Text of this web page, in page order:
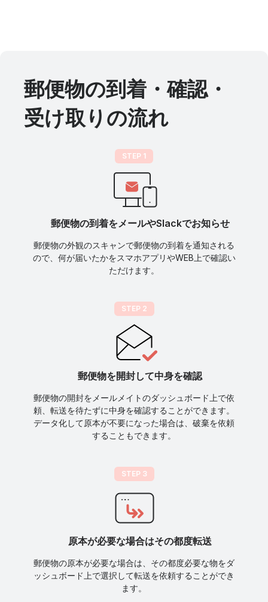
郵便物の到着・確認・
受け取りの流れ
STEP 1
郵便物の到着をメールやSlackでお知らせ
郵便物の外観のスキャンで郵便物の到着を通知される
ので、何が届いたかをスマホアプリやWEB上で確認い
ただけます。
STEP 2
郵便物を開封して中身を確認
郵便物の開封をメールメイトのダッシュボード上で依
頼、転送を待たずに中身を確認することができます。
データ化して原本が不要になった場合は、破棄を依頼
することもできます。
STEP 3
原本が必要な場合はその都度転送
郵便物の原本が必要な場合は、その都度必要な物をダ
ッシュボード上で選択して転送を依頼することができ
ます。